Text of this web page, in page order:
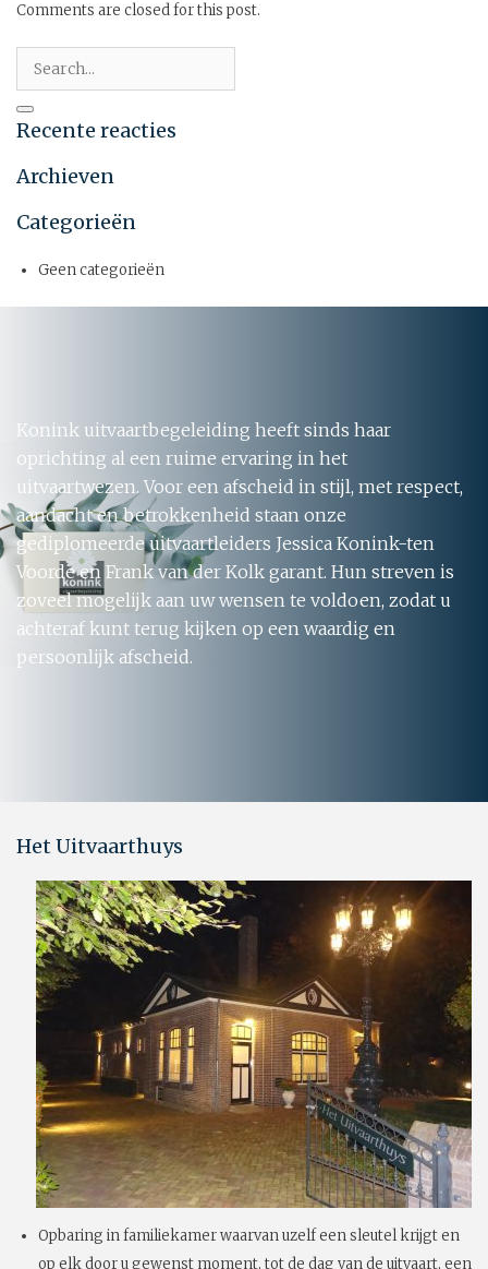
Comments are closed for this post.
Recente reacties
Archieven
Categorieën
Geen categorieën
Konink uitvaartbegeleiding heeft sinds haar
oprichting al een ruime ervaring in het
uitvaartwezen. Voor een afscheid in stijl, met respect,
aandacht en betrokkenheid staan onze
gediplomeerde uitvaartleiders Jessica Konink-ten
Voorde en Frank van der Kolk garant. Hun streven is
zoveel mogelijk aan uw wensen te voldoen, zodat u
achteraf kunt terug kijken op een waardig en
persoonlijk afscheid.
Het Uitvaarthuys
Opbaring in familiekamer waarvan uzelf een sleutel krijgt en
op elk door u gewenst moment, tot de dag van de uitvaart, een